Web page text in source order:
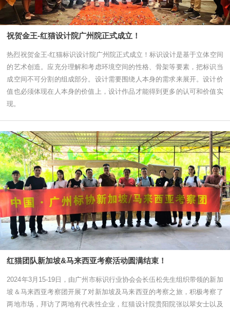
祝贺金王-红猫设计院广州院正式成立！
热烈祝贺金王-红猫标识设计院广州院正式成立！标识设计是基于立体空间
的艺术创造。应充分理解和考虑环境空间的性格、骨架等要素，把标识当
成空间不可分割的组成部分。设计需要围绕人本身的需求来展开。设计价
值也必须体现在人本身的价值上，设计作品才能得到更多的认可和价值实
现。
红猫团队新加坡&马来西亚考察活动圆满结束！
2024年3月15-19日，由广州市标识行业协会会长伍松先生组织带领的新加
坡＆马来西亚考察团开展了对新加坡及马来西亚的考察之旅，积极考察了
两地市场，拜访了两地有代表性企业，红猫设计院贵阳院张以翠女士以及